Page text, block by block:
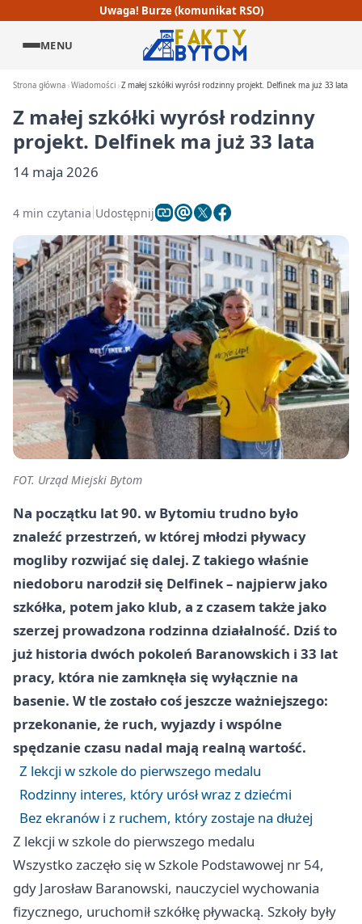
Uwaga! Burze (komunikat RSO)
MENU
Strona główna Wiadomości Z małej szkółki wyrósł rodzinny projekt. Delfinek ma już 33 lata
Z małej szkółki wyrósł rodzinny
projekt. Delfinek ma już 33 lata
14 maja 2026
4 min czytania Udostępnij
FOT. Urząd Miejski Bytom
Na początku lat 90. w Bytomiu trudno było
znaleźć przestrzeń, w której młodzi pływacy
mogliby rozwijać się dalej. Z takiego właśnie
niedoboru narodził się Delfinek – najpierw jako
szkółka, potem jako klub, a z czasem także jako
szerzej prowadzona rodzinna działalność. Dziś to
już historia dwóch pokoleń Baranowskich i 33 lat
pracy, która nie zamknęła się wyłącznie na
basenie. W tle zostało coś jeszcze ważniejszego:
przekonanie, że ruch, wyjazdy i wspólne
spędzanie czasu nadal mają realną wartość.
Z lekcji w szkole do pierwszego medalu
Rodzinny interes, który urósł wraz z dziećmi
Bez ekranów i z ruchem, który zostaje na dłużej
Z lekcji w szkole do pierwszego medalu
Wszystko zaczęło się w Szkole Podstawowej nr 54,
gdy Jarosław Baranowski, nauczyciel wychowania
fizycznego, uruchomił szkółkę pływacką. Szkoły były